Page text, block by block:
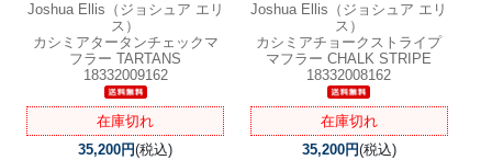
Joshua Ellis（ジョシュア エリ
ス）
カシミアタータンチェックマ
フラー TARTANS
18332009162
在庫切れ
35,200円(税込)
Joshua Ellis（ジョシュア エリ
ス）
カシミアチョークストライプ
マフラー CHALK STRIPE
18332008162
在庫切れ
35,200円(税込)